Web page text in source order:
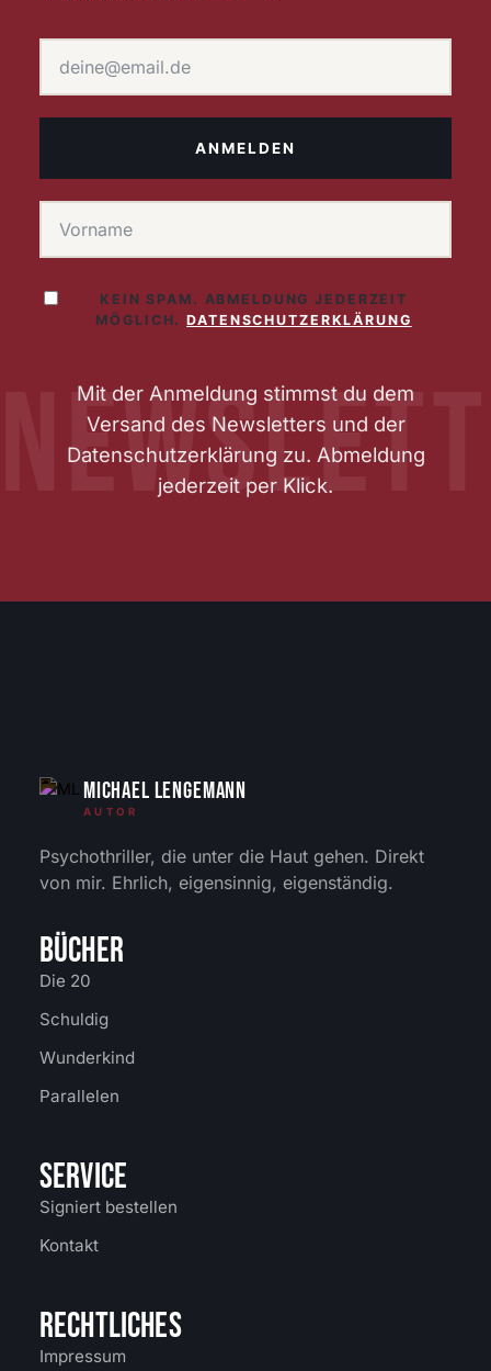
ANMELDEN
KEIN SPAM. ABMELDUNG JEDERZEIT
MÖGLICH.DATENSCHUTZERKLÄRUNG
Mit der Anmeldung stimmst du dem
Versand des Newsletters und der
Datenschutzerklärung zu. Abmeldung
jederzeit per Klick.
Michael Lengemann
AUTOR
Psychothriller, die unter die Haut gehen. Direkt
von mir. Ehrlich, eigensinnig, eigenständig.
BÜCHER
Die 20
Schuldig
Wunderkind
Parallelen
SERVICE
Signiert bestellen
Kontakt
RECHTLICHES
Impressum